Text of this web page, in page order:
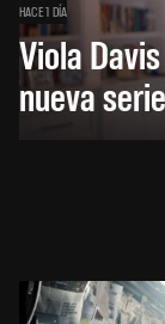
HACE 1 DÍA
Viola
nueva